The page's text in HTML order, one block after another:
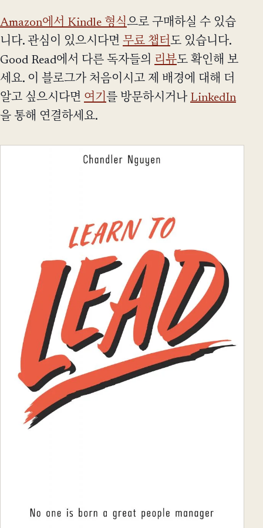
Amazon에서 Kindle 형식으로 구매하실 수 있습
니다. 관심이 있으시다면 무료 챕터도 있습니다.
Good Read에서 다른 독자들의 리뷰도 확인해 보
세요. 이 블로그가 처음이시고 제 배경에 대해 더
알고 싶으시다면 여기를 방문하시거나 LinkedIn
을 통해 연결하세요.